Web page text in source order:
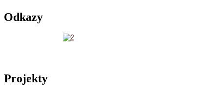
Odkazy
Projekty